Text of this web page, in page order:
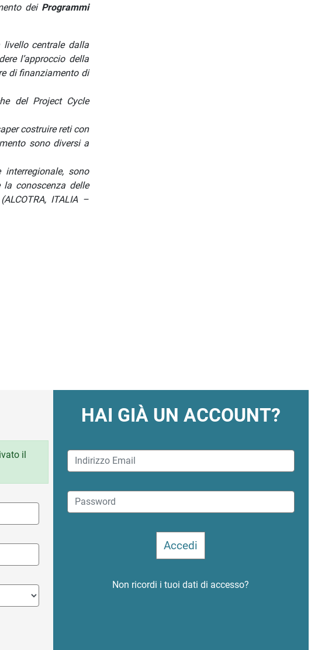
dei Programmi
centrale dalla
l’approccio della
di finanziamento di
del Project Cycle
costruire reti con
sono diversi a
sono
conoscenza delle
ITALIA –
il
HAI GIÀ UN ACCOUNT?
Non ricordi i tuoi dati di accesso?